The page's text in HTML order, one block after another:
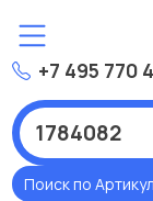
+7 495 770
Поиск по